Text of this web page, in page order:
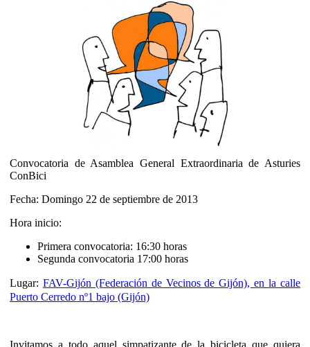
Convocatoria de Asamblea General Extraordinaria de Asturies
ConBici
Fecha: Domingo 22 de septiembre de 2013
Hora inicio:
Primera convocatoria: 16:30 horas
Segunda convocatoria 17:00 horas
Lugar: FAV-Gijón (Federación de Vecinos de Gijón), en la calle
Puerto Cerredo nº1 bajo (Gijón)